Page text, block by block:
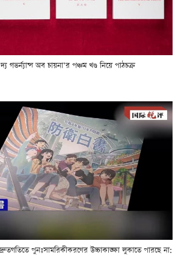
গভর্ন্যান্স অব চায়না’র পঞ্চম খণ্ড নিয়ে পাঠচক্র
পুনঃসামরিকীকরণের উচ্চাকাঙ্ক্ষা লুকাতে পারছে না: